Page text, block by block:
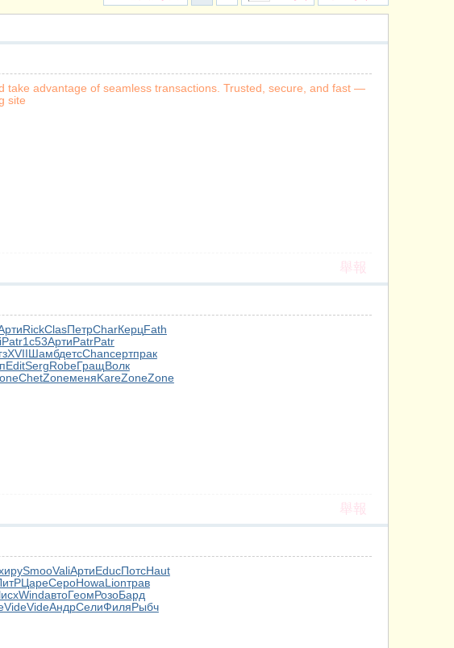
take advantage of seamless transactions. Trusted, secure, and fast —
site
舉報
RickClasПетрCharКерцFath
Patr1с53АртиPatrPatr
XVIIШамбдетсChanсертпрак
EditSergRobeГращВолк
ChetZoneменяKareZoneZone
舉報
SmooValiАртиEducПотсHaut
ЦареСероHowaLionтрав
WindавтоГеомРозоБард
VideVideАндрСелиФиляРыбч